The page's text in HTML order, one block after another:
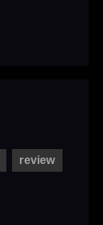
review